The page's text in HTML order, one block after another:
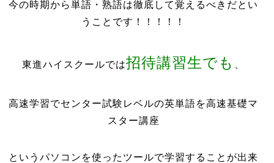
今の時期から単語・熟語は徹底して覚えるべきだとい
うことです！！！！！
東進ハイスクールでは招待講習生でも
高速学習でセンター試験レベルの英単語を高速基礎マ
スター講座
というパソコンを使ったツールで学習することが出来